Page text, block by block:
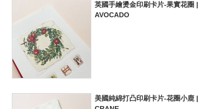
英國手繪燙金印刷卡片-果實花圈 |
AVOCADO
美國純綿打凸印刷卡片-花圈小鹿 |